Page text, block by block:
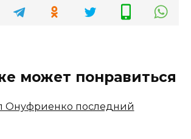
может понравиться